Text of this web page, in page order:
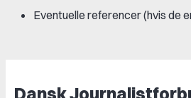
Eventuelle referencer (hvis de